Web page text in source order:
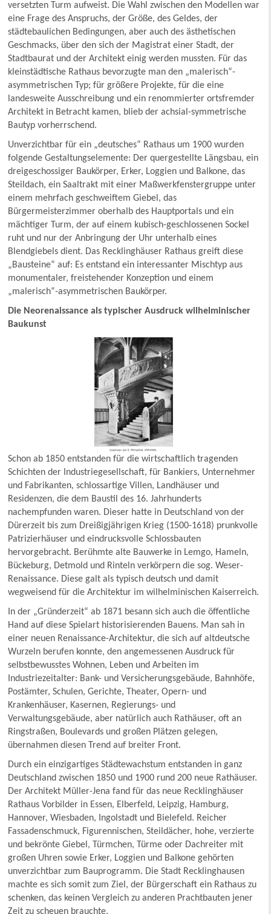
versetzten Turm aufweist. Die Wahl zwischen den Modellen war
eine Frage des Anspruchs, der Größe, des Geldes, der
städtebaulichen Bedingungen, aber auch des ästhetischen
Geschmacks, über den sich der Magistrat einer Stadt, der
Stadtbaurat und der Architekt einig werden mussten. Für das
kleinstädtische Rathaus bevorzugte man den „malerisch“-
asymmetrischen Typ; für größere Projekte, für die eine
landesweite Ausschreibung und ein renommierter ortsfremder
Architekt in Betracht kamen, blieb der achsial-symmetrische
Bautyp vorherrschend.
Unverzichtbar für ein „deutsches“ Rathaus um 1900 wurden
folgende Gestaltungselemente: Der quergestellte Längsbau, ein
dreigeschossiger Baukörper, Erker, Loggien und Balkone, das
Steildach, ein Saaltrakt mit einer Maßwerkfenstergruppe unter
einem mehrfach geschweiftem Giebel, das
Bürgermeisterzimmer oberhalb des Hauptportals und ein
mächtiger Turm, der auf einem kubisch-geschlossenen Sockel
ruht und nur der Anbringung der Uhr unterhalb eines
Blendgiebels dient. Das Recklinghäuser Rathaus greift diese
„Bausteine“ auf: Es entstand ein interessanter Mischtyp aus
monumentaler, freistehender Konzeption und einem
„malerisch“-asymmetrischen Baukörper.
Die Neorenaissance als typischer Ausdruck wilhelminischer
Baukunst
Schon ab 1850 entstanden für die wirtschaftlich tragenden
Schichten der Industriegesellschaft, für Bankiers, Unternehmer
und Fabrikanten, schlossartige Villen, Landhäuser und
Residenzen, die dem Baustil des 16. Jahrhunderts
nachempfunden waren. Dieser hatte in Deutschland von der
Dürerzeit bis zum Dreißigjährigen Krieg (1500-1618) prunkvolle
Patrizierhäuser und eindrucksvolle Schlossbauten
hervorgebracht. Berühmte alte Bauwerke in Lemgo, Hameln,
Bückeburg, Detmold und Rinteln verkörpern die sog. Weser-
Renaissance. Diese galt als typisch deutsch und damit
wegweisend für die Architektur im wilhelminischen Kaiserreich.
In der „Gründerzeit“ ab 1871 besann sich auch die öffentliche
Hand auf diese Spielart historisierenden Bauens. Man sah in
einer neuen Renaissance-Architektur, die sich auf altdeutsche
Wurzeln berufen konnte, den angemessenen Ausdruck für
selbstbewusstes Wohnen, Leben und Arbeiten im
Industriezeitalter: Bank- und Versicherungsgebäude, Bahnhöfe,
Postämter, Schulen, Gerichte, Theater, Opern- und
Krankenhäuser, Kasernen, Regierungs- und
Verwaltungsgebäude, aber natürlich auch Rathäuser, oft an
Ringstraßen, Boulevards und großen Plätzen gelegen,
übernahmen diesen Trend auf breiter Front.
Durch ein einzigartiges Städtewachstum entstanden in ganz
Deutschland zwischen 1850 und 1900 rund 200 neue Rathäuser.
Der Architekt Müller-Jena fand für das neue Recklinghäuser
Rathaus Vorbilder in Essen, Elberfeld, Leipzig, Hamburg,
Hannover, Wiesbaden, Ingolstadt und Bielefeld. Reicher
Fassadenschmuck, Figurennischen, Steildächer, hohe, verzierte
und bekrönte Giebel, Türmchen, Türme oder Dachreiter mit
großen Uhren sowie Erker, Loggien und Balkone gehörten
unverzichtbar zum Bauprogramm. Die Stadt Recklinghausen
machte es sich somit zum Ziel, der Bürgerschaft ein Rathaus zu
schenken, das keinen Vergleich zu anderen Prachtbauten jener
Zeit zu scheuen brauchte.